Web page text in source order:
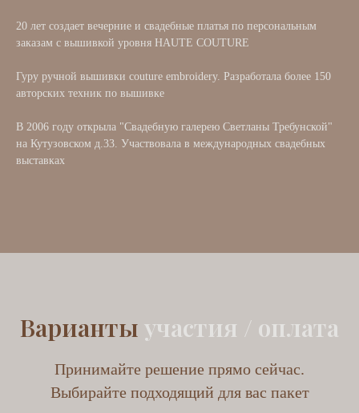
20 лет создает вечерние и свадебные платья по персональным
заказам с вышивкой уровня HAUTE COUTURE
Гуру ручной вышивки couture embroidery. Разработала более 150
авторских техник по вышивке
В 2006 году открыла "Свадебную галерею Светланы Требунской"
на Кутузовском д.33. Участвовала в международных свадебных
выставках
Варианты участия / оплата
Принимайте решение прямо сейчас.
Выбирайте подходящий для вас пакет